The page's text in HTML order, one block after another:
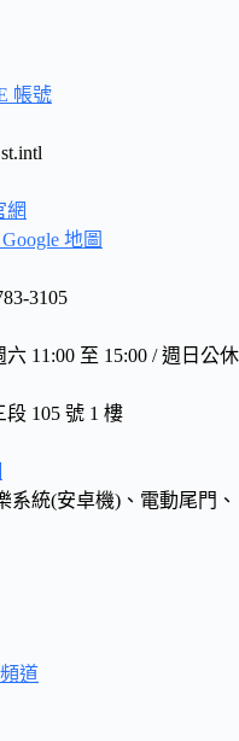
帳號
網
地圖
3105
11:00 至 15:00 / 週日公休
105 號 1 樓
統(安卓機)、電動尾門、
道